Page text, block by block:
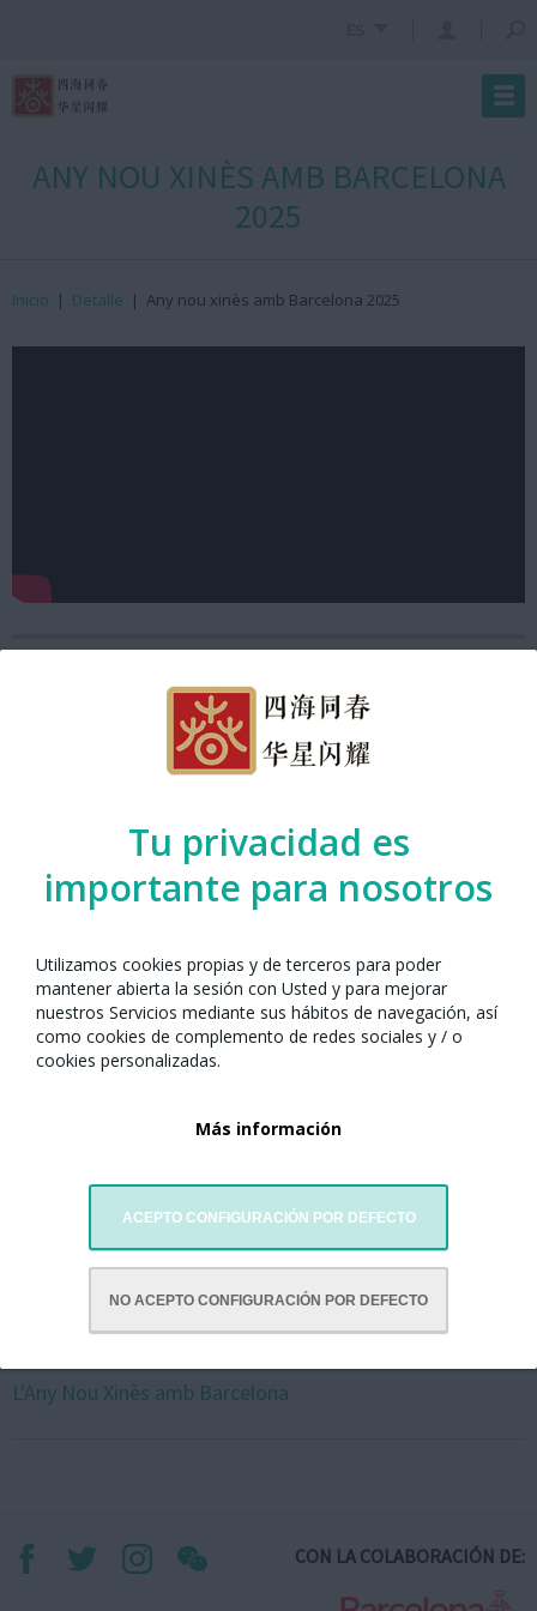
Tu privacidad es
importante para nosotros
Utilizamos cookies propias y de terceros para poder
mantener abierta la sesión con Usted y para mejorar
nuestros Servicios mediante sus hábitos de navegación, así
como cookies de complemento de redes sociales y / o
cookies personalizadas.
Más información
ACEPTO CONFIGURACIÓN POR DEFECTO
NO ACEPTO CONFIGURACIÓN POR DEFECTO
ANY NOU XINÈS AMB BARCELONA
2025
Inicio | Detalle | Any nou xinès amb Barcelona 2025
Año Nuevo Chino con Barcelona 2021
L'Any Nou Xinès amb Barcelona
CON LA COLABORACIÓN DE: